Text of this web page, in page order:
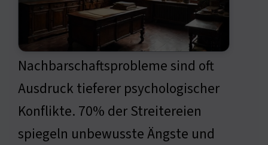
Nachbarschaftsprobleme sind oft
Ausdruck tieferer psychologischer
Konflikte. 70% der Streitereien
spiegeln unbewusste Ängste und